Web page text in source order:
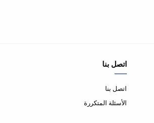
اتصل بنا
اتصل بنا
الأسئلة المتكررة